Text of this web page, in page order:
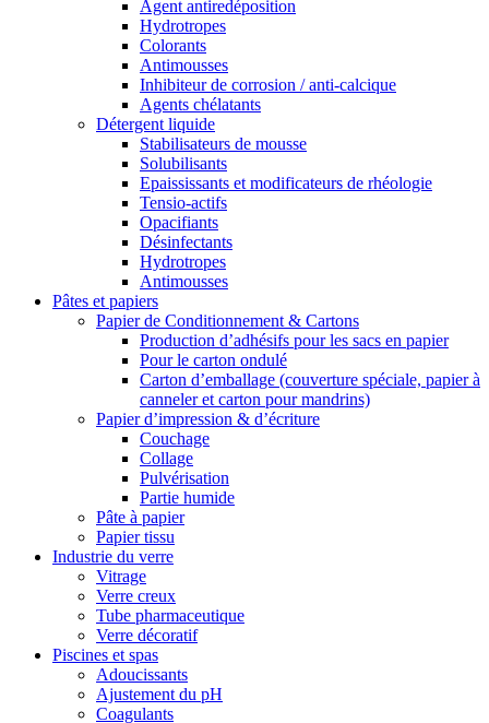
Agent antiredéposition
Hydrotropes
Colorants
Antimousses
Inhibiteur de corrosion / anti-calcique
Agents chélatants
Détergent liquide
Stabilisateurs de mousse
Solubilisants
Epaississants et modificateurs de rhéologie
Tensio-actifs
Opacifiants
Désinfectants
Hydrotropes
Antimousses
Pâtes et papiers
Papier de Conditionnement & Cartons
Production d’adhésifs pour les sacs en papier
Pour le carton ondulé
Carton d’emballage (couverture spéciale, papier à
canneler et carton pour mandrins)
Papier d’impression & d’écriture
Couchage
Collage
Pulvérisation
Partie humide
Pâte à papier
Papier tissu
Industrie du verre
Vitrage
Verre creux
Tube pharmaceutique
Verre décoratif
Piscines et spas
Adoucissants
Ajustement du pH
Coagulants